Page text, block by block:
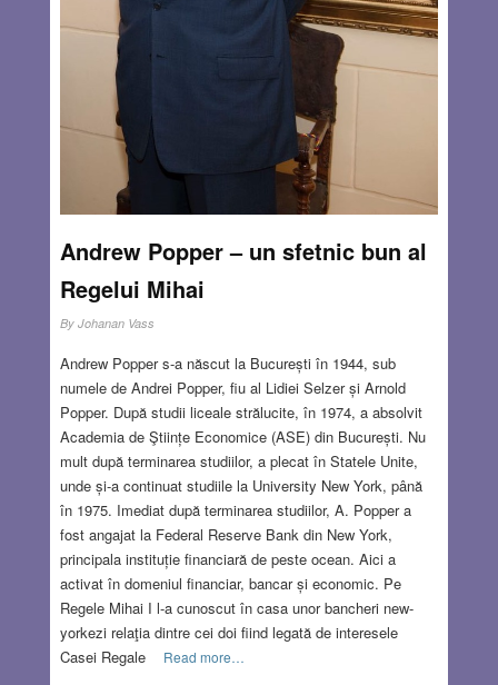
Andrew Popper – un sfetnic bun al
Regelui Mihai
By Johanan Vass
Andrew Popper s-a născut la București în 1944, sub
numele de Andrei Popper, fiu al Lidiei Selzer și Arnold
Popper. După studii liceale strălucite, în 1974, a absolvit
Academia de Ştiințe Economice (ASE) din București. Nu
mult după terminarea studiilor, a plecat în Statele Unite,
unde și-a continuat studiile la University New York, până
în 1975. Imediat după terminarea studiilor, A. Popper a
fost angajat la Federal Reserve Bank din New York,
principala instituție financiară de peste ocean. Aici a
activat în domeniul financiar, bancar și economic. Pe
Regele Mihai I l-a cunoscut în casa unor bancheri new-
yorkezi relaţia dintre cei doi fiind legată de interesele
Casei Regale
Read more…